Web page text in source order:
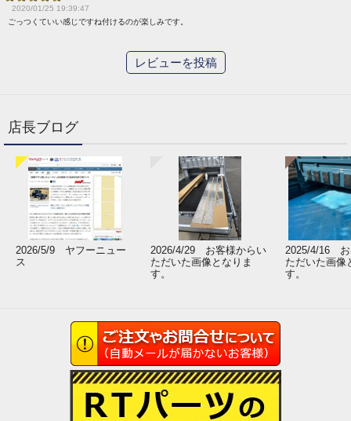
2020/01/25 19:39:47
ごっつくていい感じですね付けるのが楽しみです。
レビューを投稿
店長ブログ
2026/5/9 ヤフーニュー
ス
2026/4/29 お客様からい
ただいた画像となりま
す。
2025/4/16 お
ただいた画像
す。